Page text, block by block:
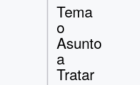
Tema
o
Asunto
a
Tratar